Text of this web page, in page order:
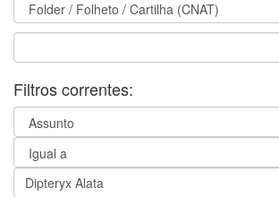
Filtros correntes: